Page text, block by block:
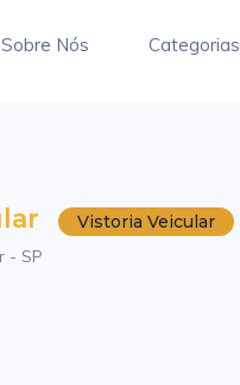
Sobre Nós Categorias
Vistoria Veicular
- SP